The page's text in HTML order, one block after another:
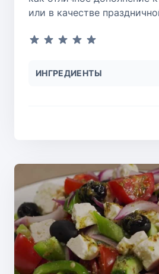
или в качестве
ИНГРЕДИЕНТЫ